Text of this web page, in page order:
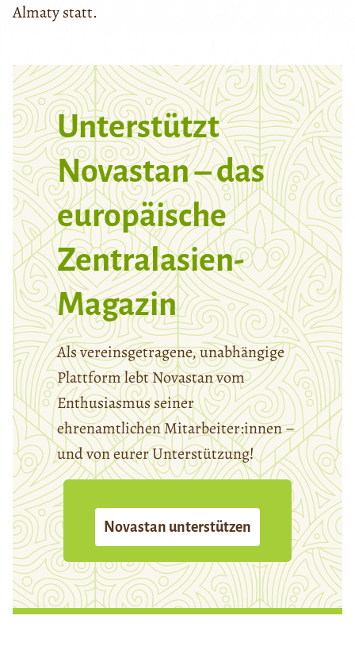
Almaty statt.
Unterstützt
Novastan – das
europäische
Zentralasien-
Magazin
Als vereinsgetragene, unabhängige
Plattform lebt Novastan vom
Enthusiasmus seiner
ehrenamtlichen Mitarbeiter:innen –
und von eurer Unterstützung!
Novastan unterstützen